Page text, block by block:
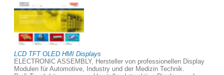
LCD TFT OLED HMI Displays
ELECTRONIC ASSEMBLY, Hersteller von professionellen Display
Modulen für Automotive, Industry und der Medizin Technik.